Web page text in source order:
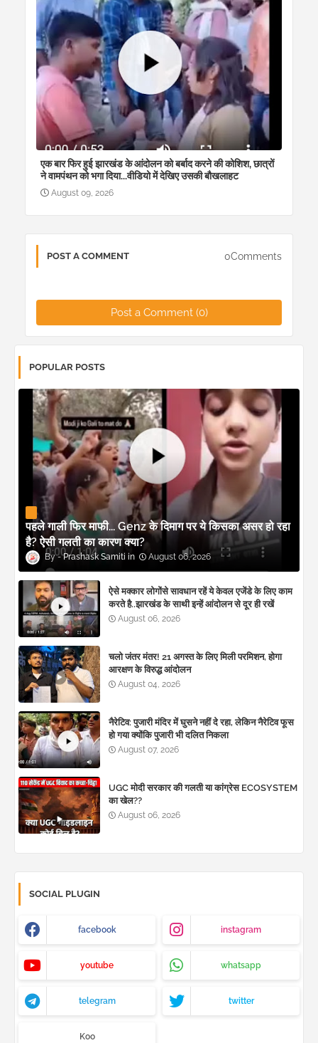
एक बार फिर हुई झारखंड के आंदोलन को बर्बाद करने की कोशिश, छात्रों
ने वामपंथन को भगा दिया...वीडियो में देखिए उसकी बौखलाहट
August 09, 2026
POST A COMMENT 0Comments
Post a Comment (0)
POPULAR POSTS
पहले गाली फिर माफी... Genz के दिमाग पर ये किसका असर हो रहा
है? ऐसी गलती का कारण क्या?
Prashask Samiti August 06, 2026
ऐसे मक्कार लोगोंसे सावधान रहें ये केवल एजेंडे के लिए काम
करते है..झारखंड के साथी इन्हें आंदोलन से दूर ही रखें
August 06, 2026
चलो जंतर मंतर! 21 अगस्त के लिए मिली परमिशन, होगा
आरक्षण के विरुद्ध आंदोलन
August 04, 2026
नैरेटिव: पुजारी मंदिर में घुसने नहीं दे रहा, लेकिन नैरेटिव फूस
हो गया क्योंकि पुजारी भी दलित निकला
August 07, 2026
UGC मोदी सरकार की गलती या कांग्रेस ECOSYSTEM
का खेल??
August 06, 2026
SOCIAL PLUGIN
facebook instagram
youtube whatsapp
telegram twitter
Koo